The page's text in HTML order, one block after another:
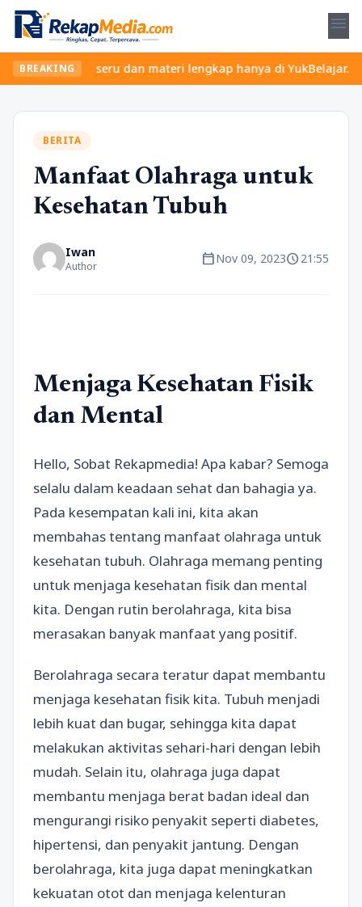
menu
BREAKING
kelas seru dan materi lengkap hanya di YukBelajar.com.
BERITA
Manfaat Olahraga untuk
Kesehatan Tubuh
Iwan
Author calendar_todayNov 09, 2023schedule21:55
Menjaga Kesehatan Fisik
dan Mental
Hello, Sobat Rekapmedia! Apa kabar? Semoga
selalu dalam keadaan sehat dan bahagia ya.
Pada kesempatan kali ini, kita akan
membahas tentang manfaat olahraga untuk
kesehatan tubuh. Olahraga memang penting
untuk menjaga kesehatan fisik dan mental
kita. Dengan rutin berolahraga, kita bisa
merasakan banyak manfaat yang positif.
Berolahraga secara teratur dapat membantu
menjaga kesehatan fisik kita. Tubuh menjadi
lebih kuat dan bugar, sehingga kita dapat
melakukan aktivitas sehari-hari dengan lebih
mudah. Selain itu, olahraga juga dapat
membantu menjaga berat badan ideal dan
mengurangi risiko penyakit seperti diabetes,
hipertensi, dan penyakit jantung. Dengan
berolahraga, kita juga dapat meningkatkan
kekuatan otot dan menjaga kelenturan